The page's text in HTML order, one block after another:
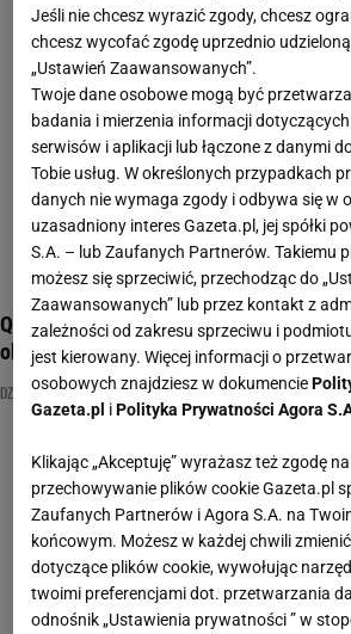
Quiz: Dziś Dzień Mamy! Rozwiąż
okazję
DZIEŃ MATKI MACIERZYŃSTWO MAMA
Jeśli nie chcesz wyrazić zgody, chcesz
chcesz wycofać zgodę uprzednio
„Ustawień Zaawansowanych”.
Twoje dane osobowe mogą być
badania i mierzenia informacji
serwisów i aplikacji lub łączone z danymi
Tobie usług. W określonych przypadkach
danych nie wymaga zgody i odbywa się w
uzasadniony interes Gazeta.pl, jej spółki
S.A. – lub Zaufanych Partnerów. Takiemu
możesz się sprzeciwić, przechodząc do
Zaawansowanych” lub przez kontakt z
zależności od zakresu sprzeciwu i
jest kierowany. Więcej informacji o
osobowych znajdziesz w dokumencie
Gazeta.pl iPolityka Prywatności Agora
Klikając „Akceptuję” wyrażasz też zgodę
przechowywanie plików cookie Gazeta.pl
Zaufanych Partnerów i Agora S.A. na
końcowym. Możesz w każdej chwili
dotyczące plików cookie, wywołując
twoimi preferencjami dot. przetwarzania
odnośnik „Ustawienia prywatności ” w